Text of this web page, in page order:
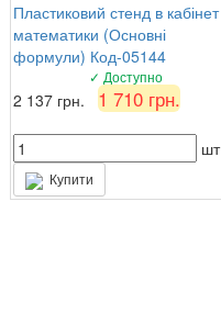
Пластиковий стенд в кабінет
математики (Основні
формули) Код-05144
✓ Доступно
2 137 грн. 1 710 грн.
шт
Купити